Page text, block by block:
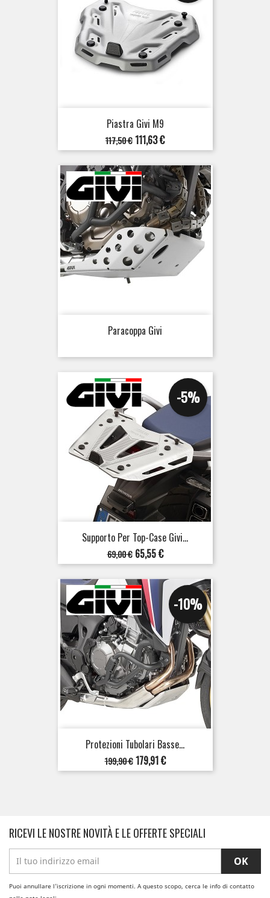
Piastra Givi M9
Prezzo
base
117,50 €Prezzo
111,63 €
Paracoppa Givi
Supporto Per Top-Case Givi...
Prezzo
base
69,00 €
-5%
Prezzo
65,55 €
Protezioni Tubolari Basse...
Prezzo
base
199,90 €
-10%
Prezzo
179,91 €
RICEVI LE NOSTRE NOVITÀ E LE OFFERTE SPECIALI
Puoi annullare l'iscrizione in ogni momenti. A questo scopo, cerca le info di contatto